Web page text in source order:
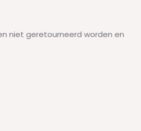
niet geretourneerd worden en